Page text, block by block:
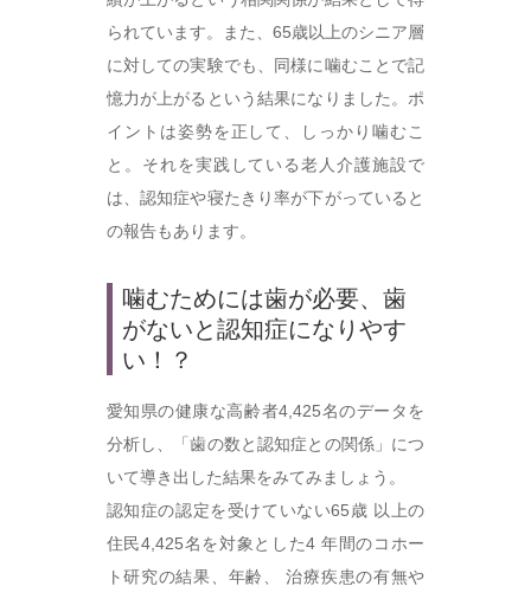
られています。また、65歳以上のシニア層
に対しての実験でも、同様に噛むことで記
憶力が上がるという結果になりました。ポ
イントは姿勢を正して、しっかり噛むこ
と。それを実践している老人介護施設で
は、認知症や寝たきり率が下がっていると
の報告もあります。
噛むためには歯が必要、歯
がないと認知症になりやす
い！？
愛知県の健康な高齢者4,425名のデータを
分析し、「歯の数と認知症との関係」につ
いて導き出した結果をみてみましょう。
認知症の認定を受けていない65歳 以上の
住民4,425名を対象とした4 年間のコホー
ト研究の結果、年齢、 治療疾患の有無や